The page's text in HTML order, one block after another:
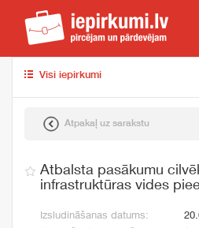
Visi iepirkumi
Atpakaļ uz sarakstu
Atbalsta pasākumu
infrastruktūras vides
Izsludināšanas datums: